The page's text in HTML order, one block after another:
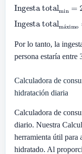
Ingesta total
Ingesta total
Por lo tanto, la
persona estaría
Calculadora de
hidratación diaria
Calculadora de
diario. Nuestra
herramienta útil para
hidratado. Al